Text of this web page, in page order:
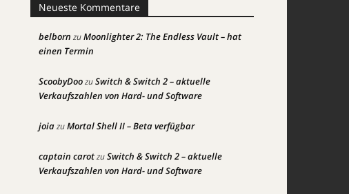
Neueste Kommentare
belborn zuMoonlighter 2: The Endless Vault – hat
einen Termin
ScoobyDoozuSwitch & Switch 2 – aktuelle
Verkaufszahlen von Hard- und Software
joiazuMortal Shell II – Beta verfügbar
captain carotzuSwitch & Switch 2 – aktuelle
Verkaufszahlen von Hard- und Software